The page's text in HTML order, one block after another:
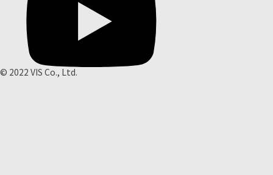
© 2022 VIS Co., Ltd.